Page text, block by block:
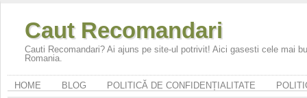
Caut Recomandari
Cauti Recomandari? Ai ajuns pe site-ul potrivit! Aici gasesti cele mai
Romania.
HOME BLOG POLITICĂ DE CONFIDENȚIALITATE